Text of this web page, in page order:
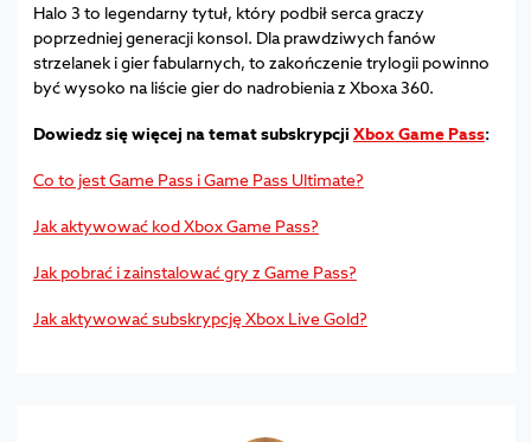
Halo 3 to legendarny tytuł, który podbił serca graczy
poprzedniej generacji konsol. Dla prawdziwych fanów
strzelanek i gier fabularnych, to zakończenie trylogii powinno
być wysoko na liście gier do nadrobienia z Xboxa 360.
Dowiedz się więcej na temat subskrypcji Xbox Game Pass:
Co to jest Game Pass i Game Pass Ultimate?
Jak aktywować kod Xbox Game Pass?
Jak pobrać i zainstalować gry z Game Pass?
Jak aktywować subskrypcję Xbox Live Gold?